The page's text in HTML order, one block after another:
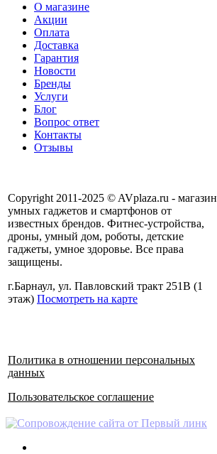
О магазине
Акции
Оплата
Доставка
Гарантия
Новости
Бренды
Услуги
Блог
Вопрос ответ
Контакты
Отзывы
Copyright 2011-2025 © AVplaza.ru - магазин
умных гаджетов и смартфонов от
известных брендов. Фитнес-устройства,
дроны, умный дом, роботы, детские
гаджеты, умное здоровье. Все права
защищены.
г.Барнаул, ул. Павловский тракт 251В (1
этаж) Посмотреть на карте
Политика в отношении персональных
данных
Пользовательское соглашение